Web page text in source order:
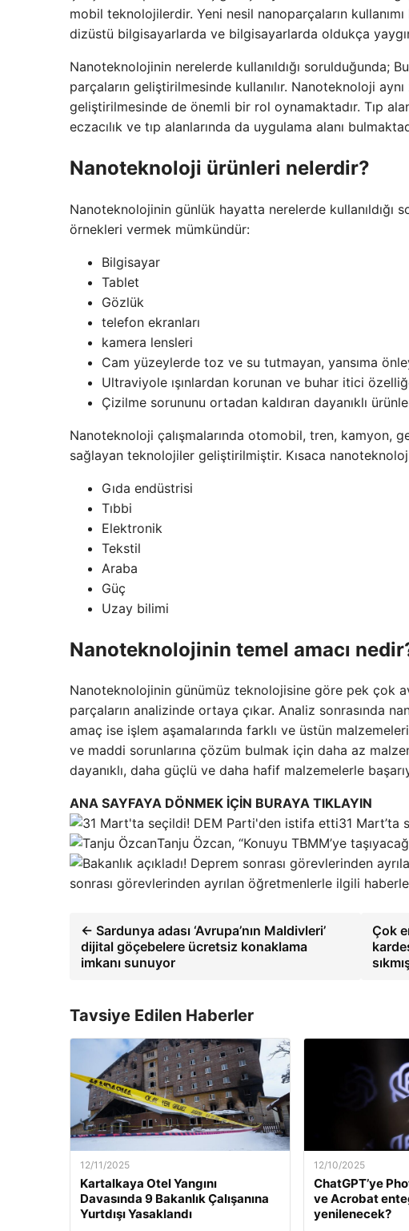
mobil teknolojilerdir. Yeni nesil nanoparçaların
dizüstü bilgisayarlarda ve bilgisayarlarda oldukça
Nanoteknolojinin nerelerde kullanıldığı sorulduğunda;
parçaların geliştirilmesinde kullanılır. Nanoteknoloji
geliştirilmesinde de önemli bir rol oynamaktadır. Tıp
eczacılık ve tıp alanlarında da uygulama alanı
Nanoteknoloji ürünleri nelerdir?
Nanoteknolojinin günlük hayatta nerelerde kullanıldığı
örnekleri vermek mümkündür:
Bilgisayar
Tablet
Gözlük
telefon ekranları
kamera lensleri
Cam yüzeylerde toz ve su tutmayan, yansıma
Ultraviyole ışınlardan korunan ve buhar itici
Çizilme sorununu ortadan kaldıran dayanıklı
Nanoteknoloji çalışmalarında otomobil, tren, kamyon,
sağlayan teknolojiler geliştirilmiştir. Kısaca
Gıda endüstrisi
Tıbbi
Elektronik
Tekstil
Araba
Güç
Uzay bilimi
Nanoteknolojinin temel amacı
Nanoteknolojinin günümüz teknolojisine göre pek çok
parçaların analizinde ortaya çıkar. Analiz sonrasında
amaç ise işlem aşamalarında farklı ve üstün
ve maddi sorunlarına çözüm bulmak için daha az
dayanıklı, daha güçlü ve daha hafif malzemelerle
ANA SAYFAYA DÖNMEK İÇİN BURAYA TIKLAYIN
31 Mart’ta
Tanju Özcan, “Konuyu TBMM’ye
sonrası görevlerinden ayrılan öğretmenlerle ilgili
← Sardunya adası ‘Avrupa’nın Maldivleri’
dijital göçebelere ücretsiz konaklama
imkanı sunuyor
Çok
Tavsiye Edilen Haberler
12/11/2025
Kartalkaya Otel Yangını
Davasında 9 Bakanlık Çalışanına
Yurtdışı Yasaklandı
12/10/2025
ChatGPT’ye
ve Acrobat
yenilenecek?